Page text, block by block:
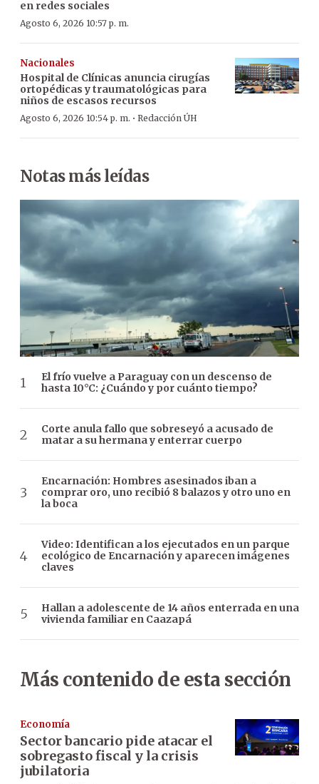
en redes sociales
Agosto 6, 2026 10:57 p. m.
Nacionales
Hospital de Clínicas anuncia cirugías
ortopédicas y traumatológicas para
niños de escasos recursos
Agosto 6, 2026 10:54 p. m. · Redacción ÚH
Notas más leídas
El frío vuelve a Paraguay con un descenso de
hasta 10°C: ¿Cuándo y por cuánto tiempo?
Corte anula fallo que sobreseyó a acusado de
matar a su hermana y enterrar cuerpo
Encarnación: Hombres asesinados iban a
comprar oro, uno recibió 8 balazos y otro uno en
la boca
Video: Identifican a los ejecutados en un parque
ecológico de Encarnación y aparecen imágenes
claves
Hallan a adolescente de 14 años enterrada en una
vivienda familiar en Caazapá
Más contenido de esta sección
Economía
Sector bancario pide atacar el
sobregasto fiscal y la crisis
jubilatoria